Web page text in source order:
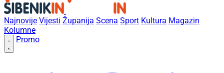
Najnovije Vijesti Županija Scena Sport Kultura Magazin
Kolumne
Promo